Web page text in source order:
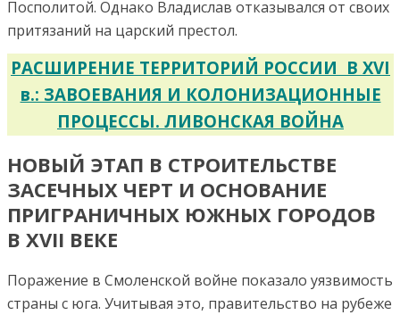
Посполитой. Однако Владислав отказывался от своих
притязаний на царский престол.
РАСШИРЕНИЕ ТЕРРИТОРИЙ РОССИИ В XVI
в.: ЗАВОЕВАНИЯ И КОЛОНИЗАЦИОННЫЕ
ПРОЦЕССЫ. ЛИВОНСКАЯ ВОЙНА
НОВЫЙ ЭТАП В СТРОИТЕЛЬСТВЕ
ЗАСЕЧНЫХ ЧЕРТ И ОСНОВАНИЕ
ПРИГРАНИЧНЫХ ЮЖНЫХ ГОРОДОВ
В XVII ВЕКЕ
Поражение в Смоленской войне показало уязвимость
страны с юга. Учитывая это, правительство на рубеже